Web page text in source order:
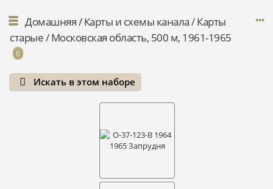
Домашняя/Карты и схемы канала/Карты
старые/Московская область, 500 м, 1961-1965
6
Искать в этом наборе